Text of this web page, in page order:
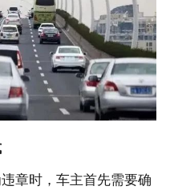
章时，车主首先需要确